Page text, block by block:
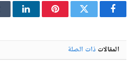
فيسبوكتويتر بينتيريستلينكدإن
المقالات ذات الصلة